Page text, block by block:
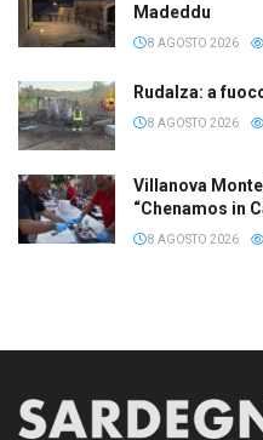
Madeddu
8 AGOSTO 2026
Rudalza: a
8 AGOSTO 2026
Villanova
“Chenamos in
8 AGOSTO 2026